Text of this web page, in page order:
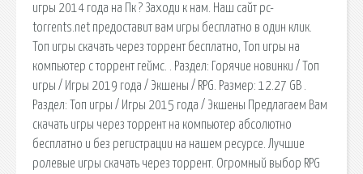
игры 2014 года на Пк ? Заходи к нам. Наш сайт pc-
torrents.net предоставит вам игры бесплатно в один клик.
Топ игры скачать через торрент бесплатно, Топ игры на
компьютер с торрент геймс. . Раздел: Горячие новинки / Топ
игры / Игры 2019 года / Экшены / RPG. Размер: 12.27 GB .
Раздел: Топ игры / Игры 2015 года / Экшены Предлагаем Вам
скачать игры через торрент на компьютер абсолютно
бесплатно и без регистрации на нашем ресурсе. Лучшие
ролевые игры скачать через торрент. Огромный выбор RPG